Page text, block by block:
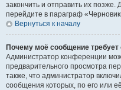
закончить и отправить их позже.
перейдите в параграф
Вернуться к началу
Почему моё сообщение требует
Администратор конференции
предварительного просмотра
также, что администратор
сообщения которых, по его или